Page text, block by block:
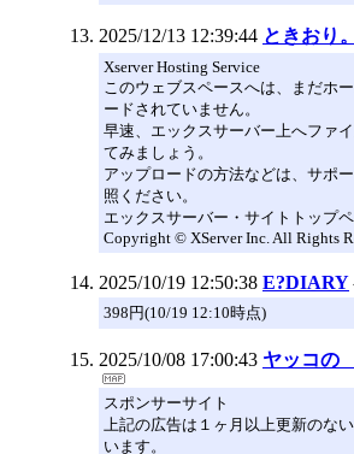
2025/12/13 12:39:44 ときおり。
Xserver Hosting Service
このウェブスペースへは、まだホ
ードされていません。
早速、エックスサーバー上へファ
てみましょう。
アップロードの方法などは、サポ
照ください。
エックスサーバー・サイトトップ
Copyright © XServer Inc. All Rights
2025/10/19 12:50:38 E?DIARY
398円(10/19 12:10時点)
2025/10/08 17:00:43 ヤッコの
スポンサーサイト
上記の広告は１ヶ月以上更新のな
います。